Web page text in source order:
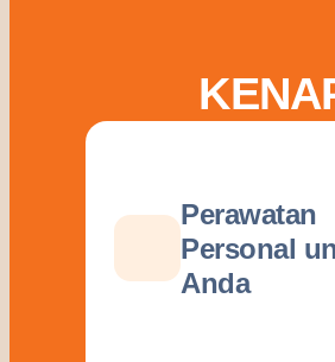
Perawatan
Personal
Anda